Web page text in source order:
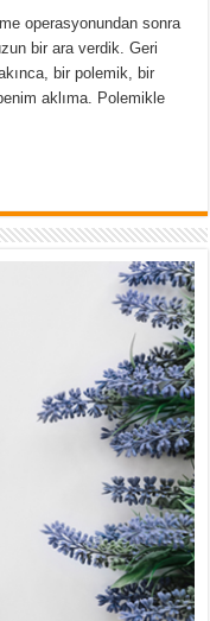
operasyonundan sonra
bir ara verdik. Geri
bir polemik, bir
aklıma. Polemikle